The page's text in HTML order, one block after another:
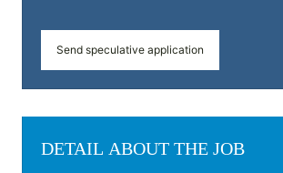
Send speculative application
DETAIL ABOUT THE JOB